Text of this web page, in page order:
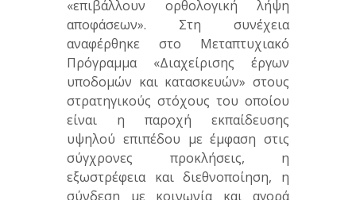
«επιβάλλουν ορθολογική λήψη
αποφάσεων». Στη συνέχεια
αναφέρθηκε στο Μεταπτυχιακό
Πρόγραμμα «Διαχείρισης έργων
υποδομών και κατασκευών» στους
στρατηγικούς στόχους του οποίου
είναι η παροχή εκπαίδευσης
υψηλού επιπέδου με έμφαση στις
σύγχρονες προκλήσεις, η
εξωστρέφεια και διεθνοποίηση, η
σύνδεση με κοινωνία και αγορά